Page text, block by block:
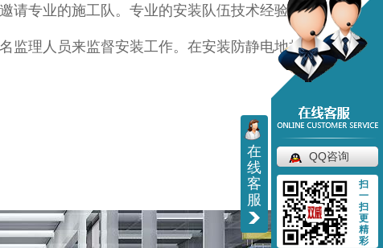
请专业的施工队。专业的安装队伍技术经验丰
监理人员来监督安装工作。在安装防静电地板
在
线
客
服
QQ咨询
扫
一
扫
更
精
彩